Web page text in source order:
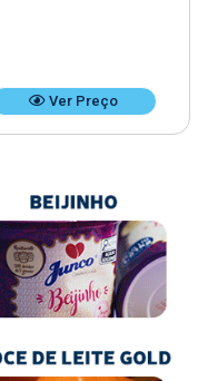
Ver Preço